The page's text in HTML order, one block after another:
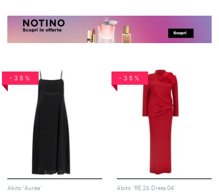
-35%
Abito 'Aurea'
-35%
Abito 'RE 26 Dress 04'